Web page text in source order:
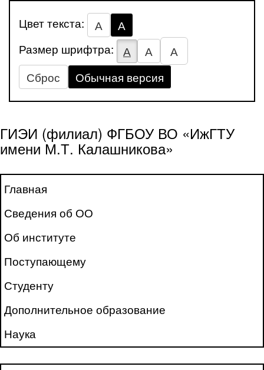
Цвет текста: А
А
Размер шрифтра:
А А
А
Сброс
Обычная версия
ГИЭИ (филиал) ФГБОУ ВО «ИжГТУ
имени М.Т. Калашникова»
Главная
Сведения об ОО
Об институте
Поступающему
Студенту
Дополнительное образование
Наука